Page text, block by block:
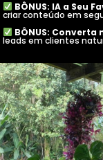
BÔNUS: IA a Seu
criar conteúdo em
BÔNUS: Converta
leads em clientes